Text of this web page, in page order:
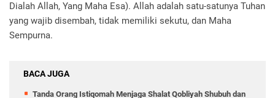
Dialah Allah, Yang Maha Esa). Allah adalah satu-satunya Tuhan
yang wajib disembah, tidak memiliki sekutu, dan Maha
Sempurna.
BACA JUGA
Tanda Orang Istiqomah Menjaga Shalat Qobliyah Shubuh dan